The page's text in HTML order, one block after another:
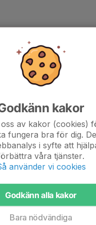
v.47
kakor
av kakor (cookies)
fungera bra för dig.
i syfte att
våra tjänster.
använder vi cookies
Godkänn alla kakor
Bara nödvändiga